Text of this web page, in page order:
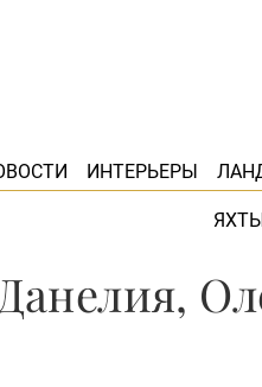
ИНТЕРЬЕРЫ